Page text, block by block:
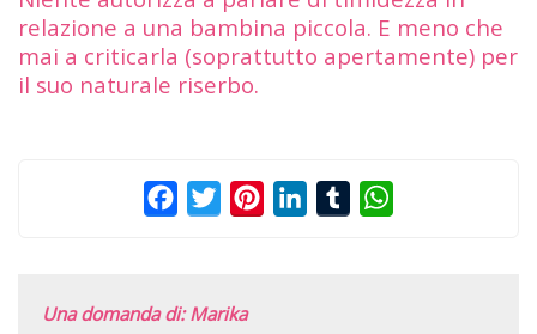
relazione a una bambina piccola. E meno che
mai a criticarla (soprattutto apertamente) per
il suo naturale riserbo.
FacebookTwitterPinterestLinkedInTumblr
Una domanda di: Marika